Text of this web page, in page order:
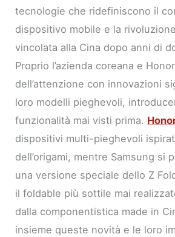
tecnologie che ridefiniscono il
dispositivo mobile e la
vincolata alla Cina dopo anni di
Proprio l’azienda coreana e
dell’attenzione con innovazioni
loro modelli pieghevoli,
funzionalità mai visti prima.
dispositivi multi-pieghevoli
dell’origami, mentre Samsung si
una versione speciale dello Z
il foldable più sottile mai
dalla componentistica made in
insieme queste novità e le loro